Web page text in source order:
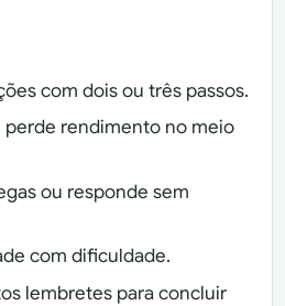
com dois ou três passos.
perde rendimento no meio
ou responde sem
com dificuldade.
lembretes para concluir